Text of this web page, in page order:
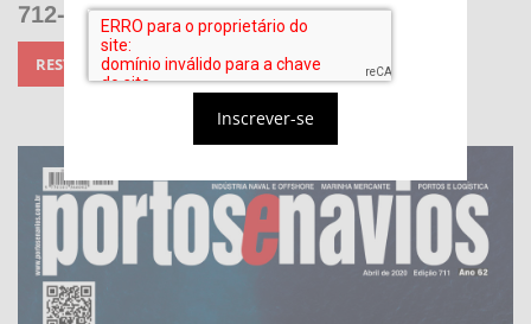
Inscrever-se
712-713 maio-junho de 2020
RESTRITO A ASSINANTES